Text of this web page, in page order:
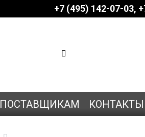
+7 (495) 142-07-03
ПОСТАВЩИКАМ КОНТАКТЫ